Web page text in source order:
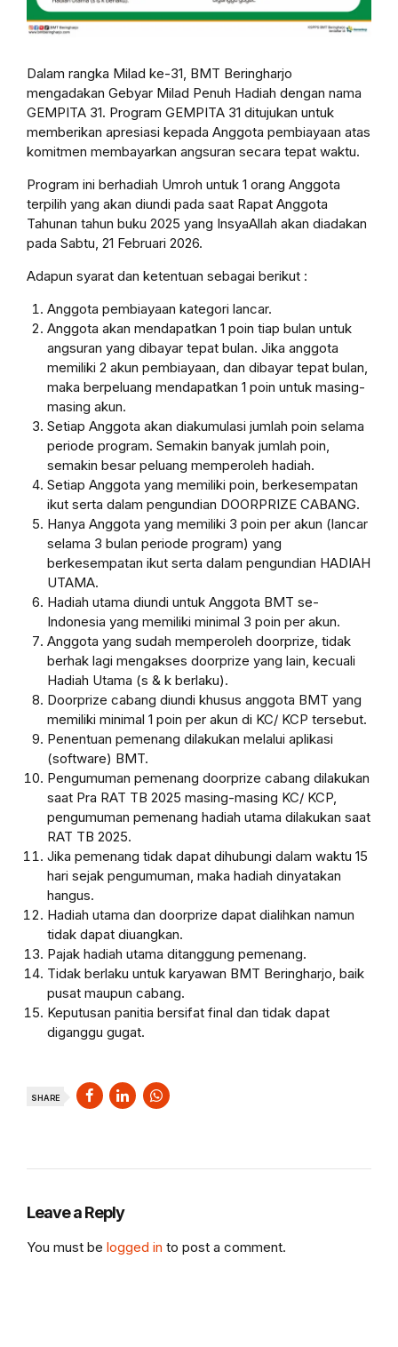
Dalam rangka Milad ke-31, BMT Beringharjo
mengadakan Gebyar Milad Penuh Hadiah dengan nama
GEMPITA 31. Program GEMPITA 31 ditujukan untuk
memberikan apresiasi kepada Anggota pembiayaan atas
komitmen membayarkan angsuran secara tepat waktu.
Program ini berhadiah Umroh untuk 1 orang Anggota
terpilih yang akan diundi pada saat Rapat Anggota
Tahunan tahun buku 2025 yang InsyaAllah akan diadakan
pada Sabtu, 21 Februari 2026.
Adapun syarat dan ketentuan sebagai berikut :
Anggota pembiayaan kategori lancar.
Anggota akan mendapatkan 1 poin tiap bulan untuk
angsuran yang dibayar tepat bulan. Jika anggota
memiliki 2 akun pembiayaan, dan dibayar tepat bulan,
maka berpeluang mendapatkan 1 poin untuk masing-
masing akun.
Setiap Anggota akan diakumulasi jumlah poin selama
periode program. Semakin banyak jumlah poin,
semakin besar peluang memperoleh hadiah.
Setiap Anggota yang memiliki poin, berkesempatan
ikut serta dalam pengundian DOORPRIZE CABANG.
Hanya Anggota yang memiliki 3 poin per akun (lancar
selama 3 bulan periode program) yang
berkesempatan ikut serta dalam pengundian HADIAH
UTAMA.
Hadiah utama diundi untuk Anggota BMT se-
Indonesia yang memiliki minimal 3 poin per akun.
Anggota yang sudah memperoleh doorprize, tidak
berhak lagi mengakses doorprize yang lain, kecuali
Hadiah Utama (s & k berlaku).
Doorprize cabang diundi khusus anggota BMT yang
memiliki minimal 1 poin per akun di KC/ KCP tersebut.
Penentuan pemenang dilakukan melalui aplikasi
(software) BMT.
Pengumuman pemenang doorprize cabang dilakukan
saat Pra RAT TB 2025 masing-masing KC/ KCP,
pengumuman pemenang hadiah utama dilakukan saat
RAT TB 2025.
Jika pemenang tidak dapat dihubungi dalam waktu 15
hari sejak pengumuman, maka hadiah dinyatakan
hangus.
Hadiah utama dan doorprize dapat dialihkan namun
tidak dapat diuangkan.
Pajak hadiah utama ditanggung pemenang.
Tidak berlaku untuk karyawan BMT Beringharjo, baik
pusat maupun cabang.
Keputusan panitia bersifat final dan tidak dapat
diganggu gugat.
SHARE
Leave a Reply
You must be logged in to post a comment.